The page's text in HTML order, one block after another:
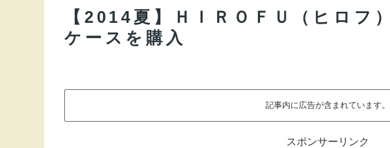
【2014夏】ＨＩＲＯＦＵ（ヒロフ
ケースを購入
記事内に広告が含まれています。
スポンサーリンク